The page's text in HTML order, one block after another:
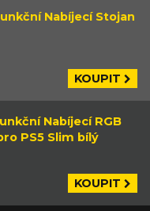
Nabíjecí Stojan
KOUPIT
Nabíjecí RGB
PS5 Slim bílý
KOUPIT